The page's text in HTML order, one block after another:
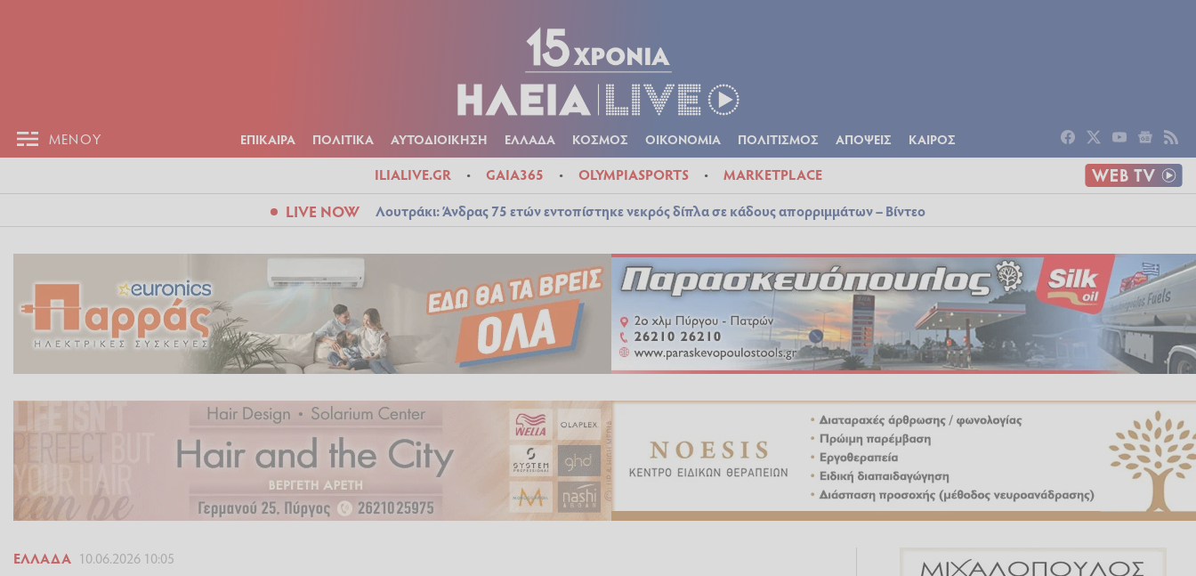
ΜΕΝΟΥ ΕΠΙΚΑΙΡΑ ΠΟΛΙΤΙΚΑ ΑΥΤΟΔΙΟΙΚΗΣΗ ΕΛΛΑΔΑ ΚΟΣΜΟΣ ΟΙΚΟΝΟΜΙΑ ΠΟΛΙΤΙΣΜΟΣ ΑΠΟΨΕΙΣ ΚΑΙΡΟΣ
ILIALIVE.GR GAIA365 OLYMPIASPORTS MARKETPLACE
LIVE NOW Λουτράκι: Άνδρας 75 ετών εντοπίστηκε νεκρός δίπλα σε κάδους απορριμμάτων – Βίντεο
ΕΛΛΆΔΑ 10.06.2026 10:05